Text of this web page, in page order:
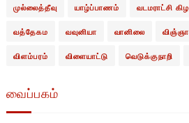
முல்லைத்தீவு யாழ்ப்பாணம் வடமராட்சி
வத்தேகம வவுனியா வானிலை
விளம்பரம் விளையாட்டு வெடுக்குநாறி
வைப்பகம்